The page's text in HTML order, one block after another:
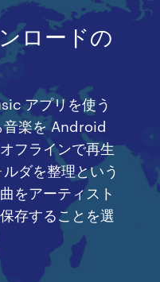
ロードの
アプリを使う
楽を Android
フラインで再生
ダを整理という
をアーティスト
存することを選